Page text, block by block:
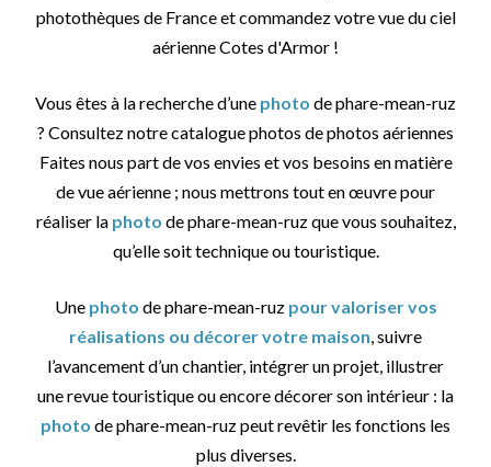
photothèques de France et commandez votre vue du ciel
aérienne Cotes d'Armor !
Vous êtes à la recherche d’une photo de phare-mean-ruz
? Consultez notre catalogue photos de photos aériennes
Faites nous part de vos envies et vos besoins en matière
de vue aérienne ; nous mettrons tout en œuvre pour
réaliser la photo de phare-mean-ruz que vous souhaitez,
qu’elle soit technique ou touristique.
Une photo de phare-mean-ruz pour valoriser vos
réalisations ou décorer votre maison, suivre
l’avancement d’un chantier, intégrer un projet, illustrer
une revue touristique ou encore décorer son intérieur : la
photo de phare-mean-ruz peut revêtir les fonctions les
plus diverses.